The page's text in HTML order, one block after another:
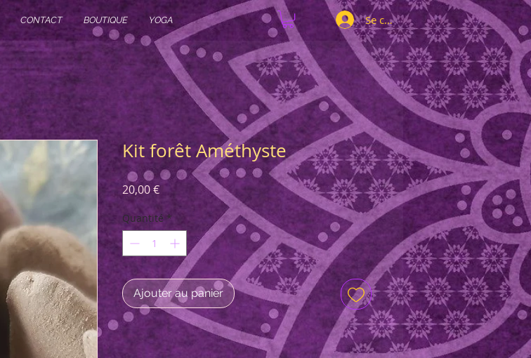
CONTACT BOUTIQUE YOGA Se connecter
Kit forêt Améthyste
20,00 €Prix
Quantité *
Ajouter au panier